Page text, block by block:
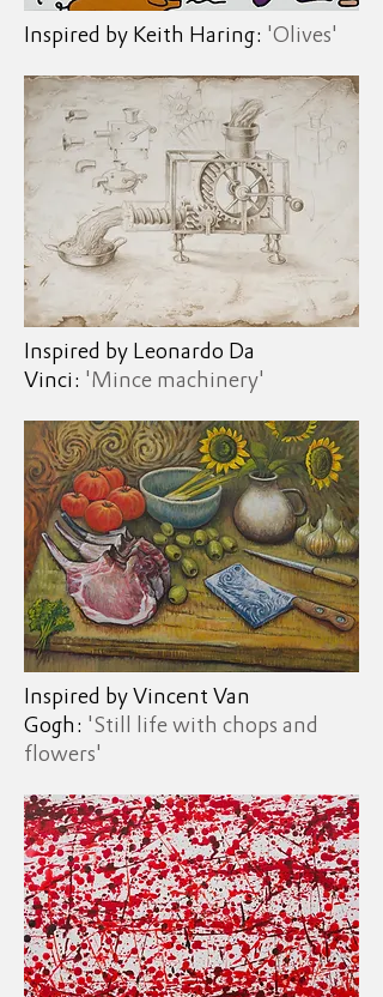
Inspired by Keith Haring: 'Olives'
Inspired by Leonardo Da
Vinci: 'Mince machinery'
Inspired by Vincent Van
Gogh: 'Still life with chops and
flowers'